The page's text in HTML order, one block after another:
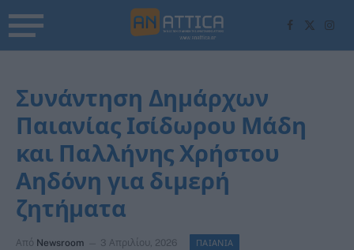
Facebook
X
(Twitter)
Συνάντηση Δημάρχων
Παιανίας Ισίδωρου Μάδη
και Παλλήνης Χρήστου
Αηδόνη για διμερή
ζητήματα
Από Newsroom 3 Απριλίου, 2026 ΠΑΙΑΝΙΑ